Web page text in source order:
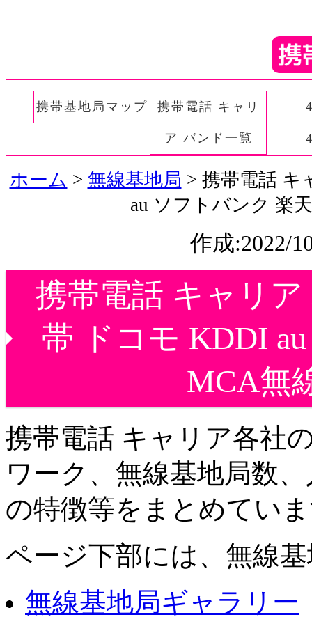
携帯基地局マップ 携帯電話 キャリ
ア バンド一覧
ホーム > 無線基地局 > 携帯電話 キ
au ソフトバンク 楽
作成:2022/
携帯電話 キャリア
帯 ドコモ KDDI
MCA無
携帯電話 キャリア各社
ワーク、無線基地局数
の特徴等をまとめてい
ページ下部には、無線
無線基地局ギャラリー